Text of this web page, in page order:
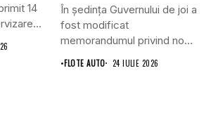
14
În ședința Guvernului de joi a
fost modificat
memorandumul privind noul
punct...
•FLOTE AUTO 24 IULIE 2026